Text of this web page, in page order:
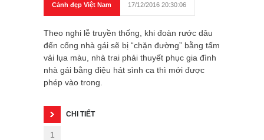
Cảnh đẹp Việt Nam 17/12/2016 20:30:06
Theo nghi lễ truyền thống, khi đoàn rước dâu
đến cổng nhà gái sẽ bị “chặn đường” bằng tấm
vải lụa màu, nhà trai phải thuyết phục gia đình
nhà gái bằng điệu hát sình ca thì mới được
phép vào trong.
CHI TIẾT
1